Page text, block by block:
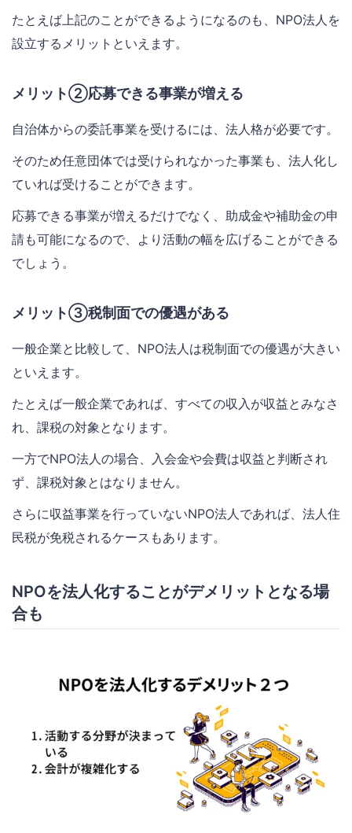
たとえば上記のことができるようになるのも、NPO法人を
設立するメリットといえます。
メリット②応募できる事業が増える
自治体からの委託事業を受けるには、法人格が必要です。
そのため任意団体では受けられなかった事業も、法人化し
ていれば受けることができます。
応募できる事業が増えるだけでなく、助成金や補助金の申
請も可能になるので、より活動の幅を広げることができる
でしょう。
メリット③税制面での優遇がある
一般企業と比較して、NPO法人は税制面での優遇が大きい
といえます。
たとえば一般企業であれば、すべての収入が収益とみなさ
れ、課税の対象となります。
一方でNPO法人の場合、入会金や会費は収益と判断され
ず、課税対象とはなりません。
さらに収益事業を行っていないNPO法人であれば、法人住
民税が免税されるケースもあります。
NPOを法人化することがデメリットとなる場
合も